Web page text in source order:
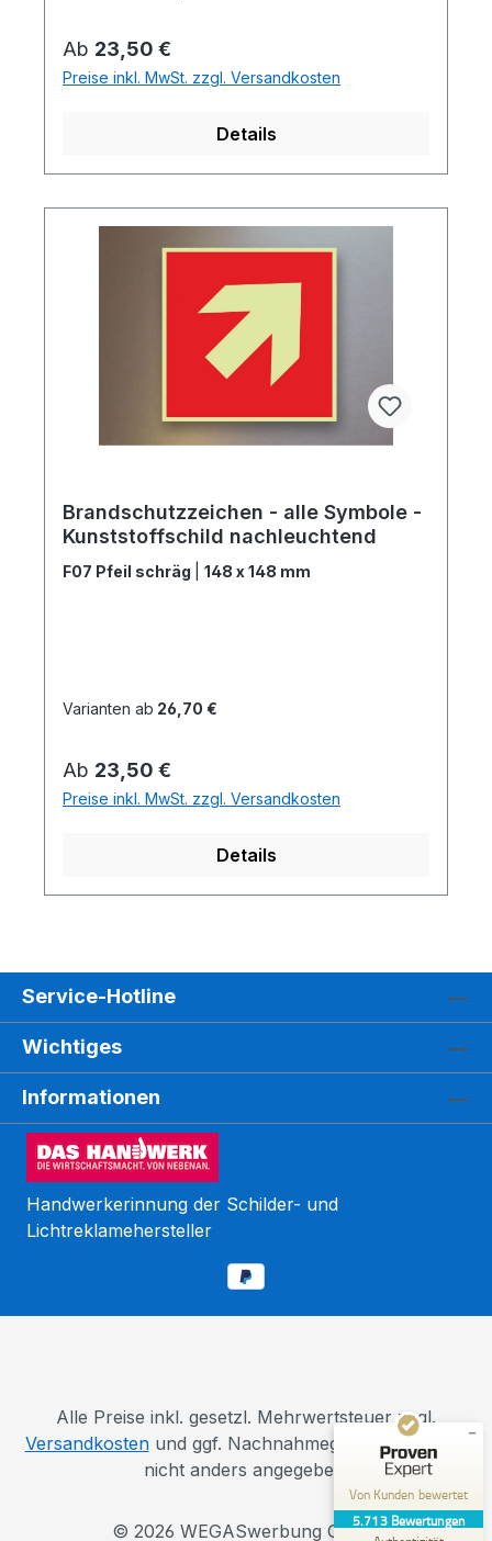
Regulärer Preis:
Ab 23,50 €
Preise inkl. MwSt. zzgl. Versandkosten
Details
Brandschutzzeichen - alle Symbole -
Kunststoffschild nachleuchtend
F07 Pfeil schräg 148 x 148 mm
Varianten ab 26,70 €
Regulärer Preis:
Ab 23,50 €
Preise inkl. MwSt. zzgl. Versandkosten
Details
Service-Hotline
Wichtiges
Informationen
Handwerkerinnung der Schilder- und
Lichtreklamehersteller
Alle Preise inkl. gesetzl. Mehrwertsteuer zzgl.
Versandkostenund ggf. Nachnahmegebühren, wenn
nicht anders angegeben.
© 2026 WEGASwerbung GmbH
Von Kunden bewertet
5.713 Bewertungen
98
%
SEHR GUT
110
Bewertungen auf
ProvenExpert.com
5.603
Bewertungen von
4
Blick aufs ProvenExpert-Profil werfen